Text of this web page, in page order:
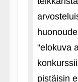
"elokuva
pistäisin